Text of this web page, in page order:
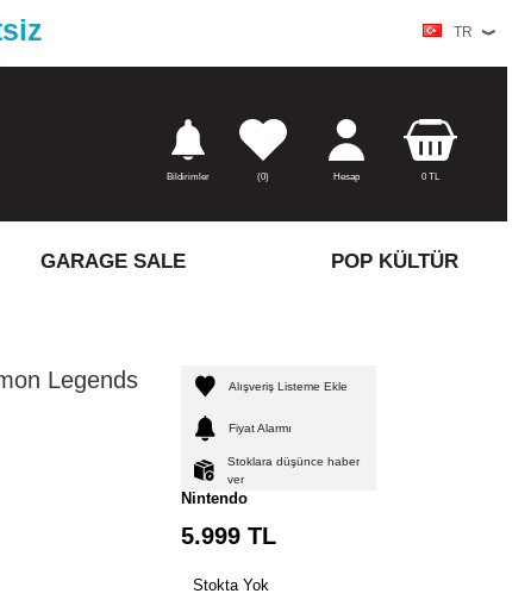
TR
Bildirimler (0) Hesap 0TL
GARAGE SALE POP KÜLTÜR
Legends
Alışveriş Listeme Ekle
Fiyat Alarmı
Stoklara düşünce haber
ver
Nintendo
5.999TL
Stokta Yok